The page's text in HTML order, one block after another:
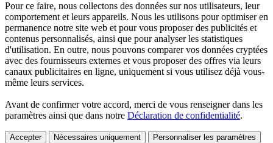
Pour ce faire, nous collectons des données sur nos utilisateurs, leur
comportement et leurs appareils. Nous les utilisons pour optimiser en
permanence notre site web et pour vous proposer des publicités et
contenus personnalisés, ainsi que pour analyser les statistiques
d'utilisation. En outre, nous pouvons comparer vos données cryptées
avec des fournisseurs externes et vous proposer des offres via leurs
canaux publicitaires en ligne, uniquement si vous utilisez déjà vous-
même leurs services.
Avant de confirmer votre accord, merci de vous renseigner dans les
paramètres ainsi que dans notre Déclaration de confidentialité.
Accepter Nécessaires uniquement Personnaliser les paramètres